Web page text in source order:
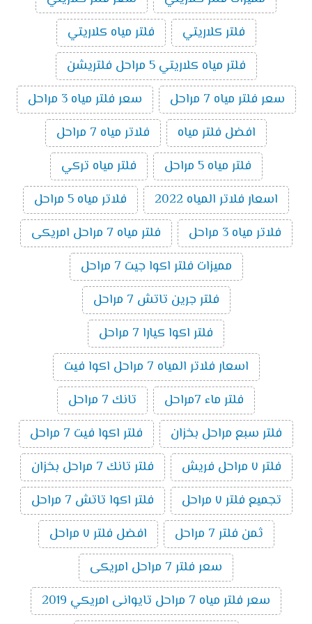
فلتر كلاريتي
فلتر مياه كلاريتي
فلتر مياه كلاريتي 5 مراحل فلتريشن
سعر فلتر مياه 7 مراحل
سعر فلتر مياه 3 مراحل
افضل فلتر مياه
فلاتر مياه 7 مراحل
فلتر مياه 5 مراحل
فلتر مياه تركي
اسعار فلاتر المياه 2022
فلاتر مياه 5 مراحل
فلاتر مياه 3 مراحل
فلتر مياه 7 مراحل امريكى
مميزات فلتر اكوا جيت 7 مراحل
فلتر جرين تاتش 7 مراحل
فلتر اكوا كيارا 7 مراحل
اسعار فلاتر المياه 7 مراحل اكوا فيت
فلتر ماء 7مراحل
تانك 7 مراحل
فلتر سبع مراحل بخزان
فلتر اكوا فيت 7 مراحل
فلتر ٧ مراحل فريش
فلتر تانك 7 مراحل بخزان
تجميع فلتر ٧ مراحل
فلتر اكوا تاتش 7 مراحل
ثمن فلتر 7 مراحل
افضل فلتر ٧ مراحل
سعر فلتر 7 مراحل امريكى
سعر فلتر مياه 7 مراحل تايوانى امريكي 2019